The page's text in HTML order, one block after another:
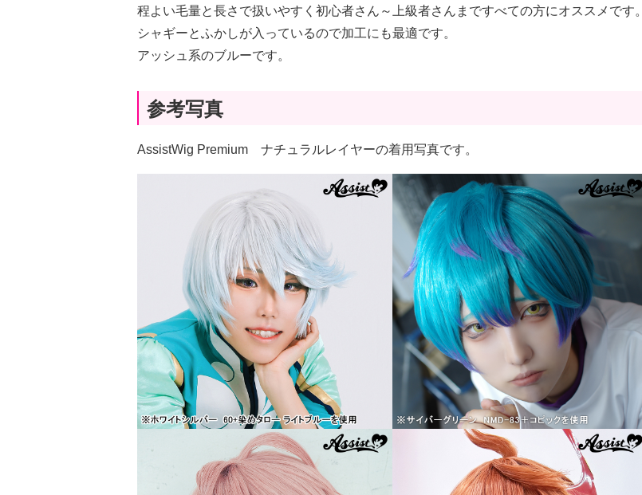
程よい毛量と長さで扱いやすく初心者さん～上級者さんまですべての方にオススメです。
シャギーとふかしが入っているので加工にも最適です。
アッシュ系のブルーです。
参考写真
AssistWig Premium ナチュラルレイヤーの着用写真です。